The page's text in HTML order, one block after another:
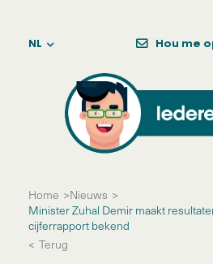
Hou me
NL
Home
Nieuws
Minister Zuhal Demir maakt
cijferrapport bekend
Terug